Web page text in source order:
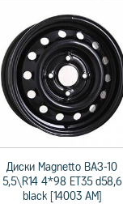
Диски Magnetto ВАЗ-10
5,5\R14 4*98 ET35 d58,6
black [14003 AM]